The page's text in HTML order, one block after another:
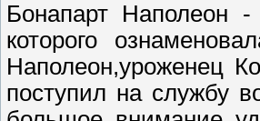
Бонапарт Наполеон
которого
Наполеон,уроженец
поступил на службу